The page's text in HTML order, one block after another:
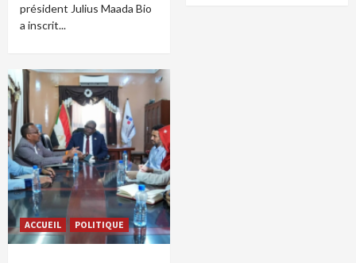
président Julius Maada Bio
a inscrit...
ACCUEIL POLITIQUE